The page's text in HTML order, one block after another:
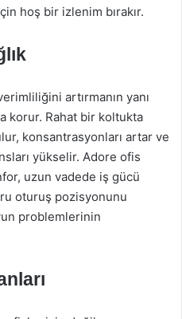
hoş bir izlenim bırakır.
artırmanın yanı
korur. Rahat bir koltukta
konsantrasyonları artar ve
yükselir. Adore ofis
uzun vadede iş gücü
oturuş pozisyonunu
problemlerinin